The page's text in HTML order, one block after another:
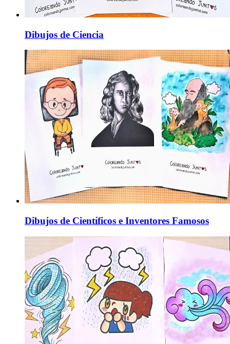
Dibujos de Ciencia
Dibujos de Científicos e Inventores Famosos